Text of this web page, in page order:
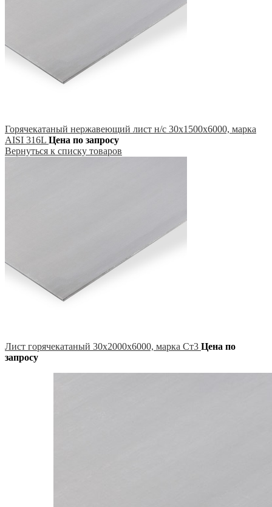
Горячекатаный нержавеющий лист н/с 30х1500х6000, марка
AISI 316L Цена по запросу
Вернуться к списку товаров
Лист горячекатаный 30х2000х6000, марка Ст3 Цена по
запросу